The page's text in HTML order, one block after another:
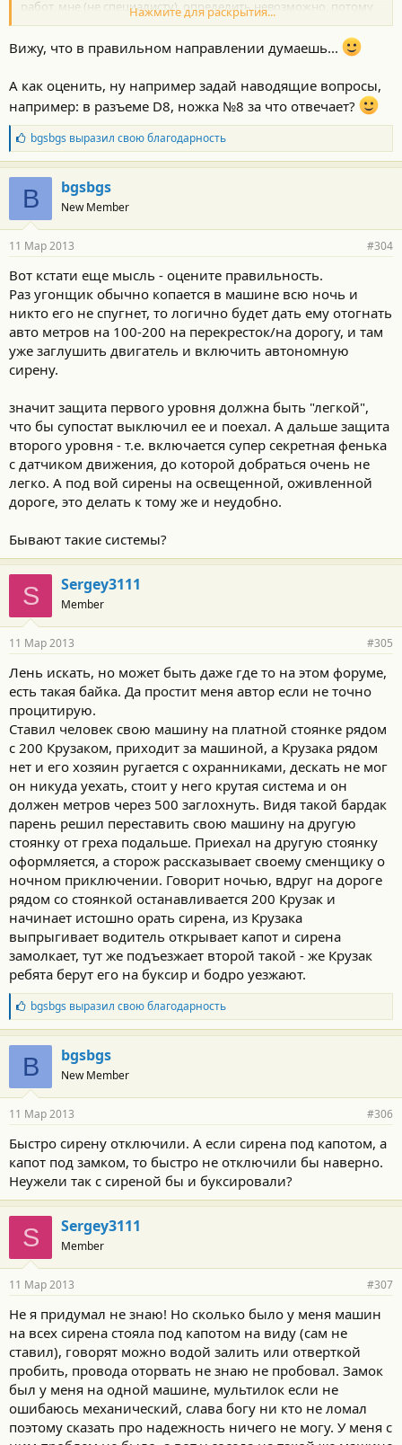
работ, мне (не специалисту), определить невозможно, потому
что секреты мастер-установщик раскрывать не станет и
А глубина защиты, подозреваю, напрямую коррелирует с
установщику выгоднее потратить меньше времени на каждый
авто, зато обработать больше заказов за смену. А маленькая
фирма может не обладать персоналом достаточной
квалификации. А квалификацию я оценить никак не могу.
Тупик."
Нажмите для раскрытия...
Вижу, что в правильном направлении думаешь...
А как оценить, ну например задай наводящие вопросы,
например: в разъеме D8, ножка №8 за что отвечает?
Б
л
а
г
о
д
а
н
с
т
и
bgsbgs выразил свою благодарность
B bgsbgs
New Member
11 Мар 2013 #304
Вот кстати еще мысль - оцените правильность.
Раз угонщик обычно копается в машине всю ночь и
никто его не спугнет, то логично будет дать ему отогнать
авто метров на 100-200 на перекресток/на дорогу, и там
уже заглушить двигатель и включить автономную
сирену.
значит защита первого уровня должна быть "легкой",
что бы супостат выключил ее и поехал. А дальше защита
второго уровня - т.е. включается супер секретная фенька
с датчиком движения, до которой добраться очень не
легко. А под вой сирены на освещенной, оживленной
дороге, это делать к тому же и неудобно.
Бывают такие системы?
S Sergey3111
Member
11 Мар 2013 #305
Лень искать, но может быть даже где то на этом форуме,
есть такая байка. Да простит меня автор если не точно
процитирую.
Ставил человек свою машину на платной стоянке рядом
с 200 Крузаком, приходит за машиной, а Крузака рядом
нет и его хозяин ругается с охранниками, дескать не мог
он никуда уехать, стоит у него крутая система и он
должен метров через 500 заглохнуть. Видя такой бардак
парень решил переставить свою машину на другую
стоянку от греха подальше. Приехал на другую стоянку
оформляется, а сторож рассказывает своему сменщику о
ночном приключении. Говорит ночью, вдруг на дороге
рядом со стоянкой останавливается 200 Крузак и
начинает истошно орать сирена, из Крузака
выпрыгивает водитель открывает капот и сирена
замолкает, тут же подъезжает второй такой - же Крузак
ребята берут его на буксир и бодро уезжают.
Б
л
а
г
о
д
а
н
с
т
и
:
bgsbgs выразил свою благодарность
B bgsbgs
New Member
11 Мар 2013 #306
Быстро сирену отключили. А если сирена под капотом, а
капот под замком, то быстро не отключили бы наверно.
Неужели так с сиреной бы и буксировали?
S Sergey3111
Member
11 Мар 2013 #307
Не я придумал не знаю! Но сколько было у меня машин
на всех сирена стояла под капотом на виду (сам не
ставил), говорят можно водой залить или отверткой
пробить, провода оторвать не знаю не пробовал. Замок
был у меня на одной машине, мультилок если не
ошибаюсь механический, слава богу ни кто не ломал
поэтому сказать про надежность ничего не могу. У меня с